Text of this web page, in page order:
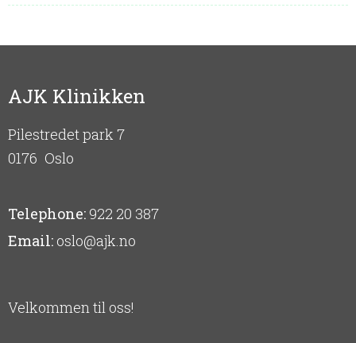
AJK Klinikken
Pilestredet park 7
0176 Oslo
Telephone: 922 20 387
Email: oslo@ajk.no
Velkommen til oss!